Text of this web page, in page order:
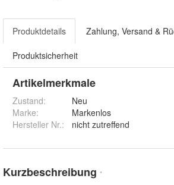
Produktdetails Zahlung, Versand &
Produktsicherheit
Artikelmerkmale
Zustand:
Neu
Marke:
Markenlos
Hersteller Nr.:
nicht zutreffend
Kurzbeschreibung *